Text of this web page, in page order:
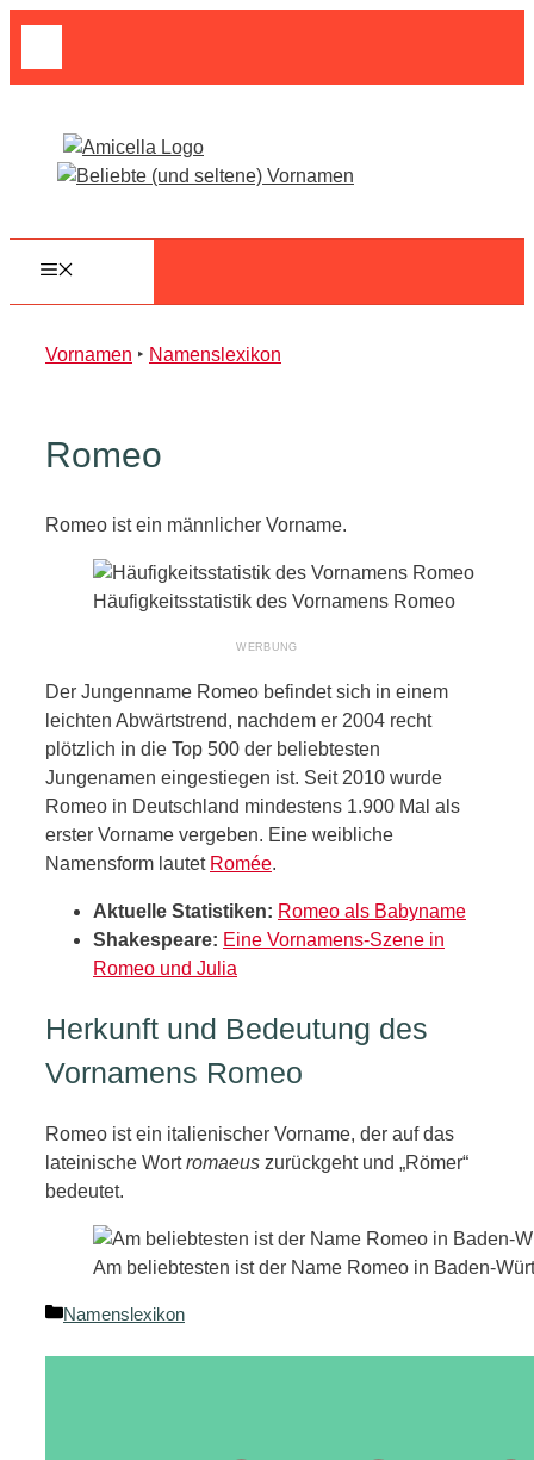
Zum
Vornamen ‣ Namenslexikon
Romeo
Romeo ist ein männlicher Vorname.
Häufigkeitsstatistik des Vornamens Romeo
Der Jungenname Romeo befindet sich in einem
leichten Abwärtstrend, nachdem er 2004 recht
plötzlich in die Top 500 der beliebtesten
Jungenamen eingestiegen ist. Seit 2010 wurde
Romeo in Deutschland mindestens 1.900 Mal als
erster Vorname vergeben. Eine weibliche
Namensform lautet Romée.
Aktuelle Statistiken: Romeo als Babyname
Shakespeare: Eine Vornamens-Szene in
Romeo und Julia
Herkunft und Bedeutung des
Vornamens Romeo
Romeo ist ein italienischer Vorname, der auf das
lateinische Wortromaeus zurückgeht und „Römer“
bedeutet.
Am beliebtesten ist der Name Romeo in Baden-
Kategorien
Namenslexikon